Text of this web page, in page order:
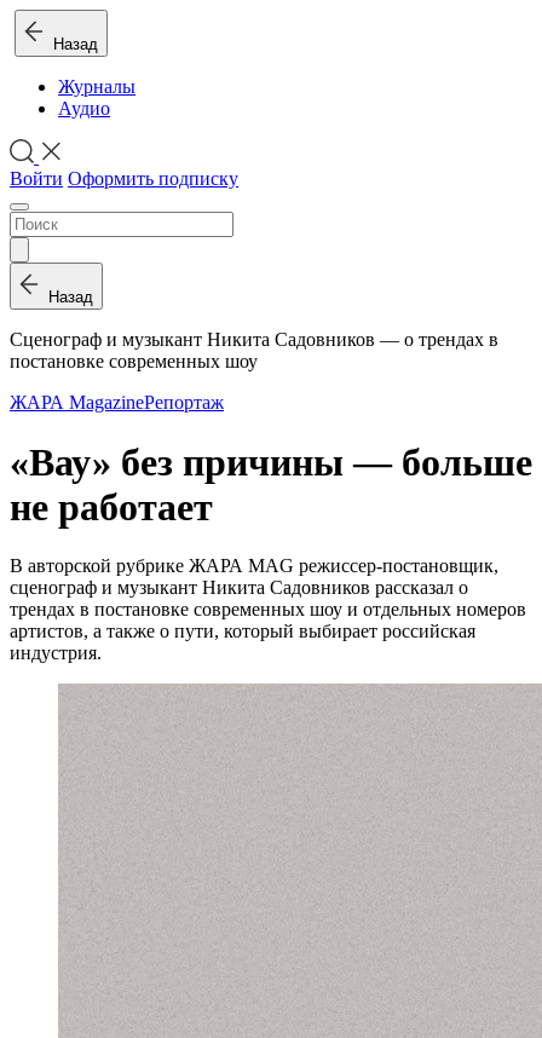
Назад
Журналы
Аудио
Войти Оформить подписку
Назад
Сценограф и музыкант Никита Садовников — о трендах в
постановке современных шоу
ЖАРА MagazineРепортаж
«Вау» без причины — больше
не работает
В авторской рубрике ЖАРА MAG режиссер-постановщик,
сценограф и музыкант Никита Садовников рассказал о
трендах в постановке современных шоу и отдельных номеров
артистов, а также о пути, который выбирает российская
индустрия.